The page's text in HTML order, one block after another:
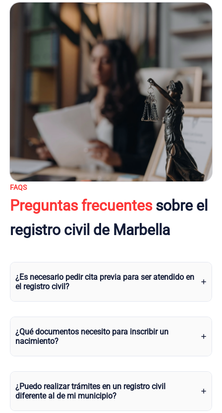
FAQS
Preguntas frecuentessobre el
registro civil de Marbella
¿Es necesario pedir cita previa para ser atendido en
el registro civil?
¿Qué documentos necesito para inscribir un
nacimiento?
¿Puedo realizar trámites en un registro civil
diferente al de mi municipio?